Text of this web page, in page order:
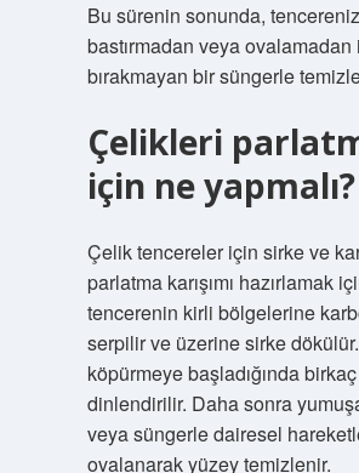
Bu sürenin sonunda,
bastırmadan veya ovalamadan
bırakmayan bir süngerle
Çelikleri
için ne yapmalı?
Çelik tencereler için sirke ve
parlatma karışımı hazırlamak
tencerenin kirli bölgelerine
serpilir ve üzerine sirke dökülür.
köpürmeye başladığında
dinlendirilir. Daha sonra
veya süngerle dairesel
ovalanarak yüzey temizlenir.